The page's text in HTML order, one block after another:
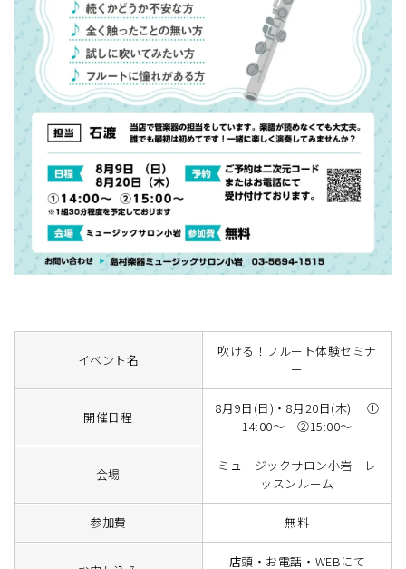
イベント名
吹ける！フルート体験セミナ
ー
開催日程
8月9日(日)・8月20日(木) ①
14:00～ ②15:00～
会場
ミュージックサロン小岩 レ
ッスンルーム
参加費 無料
店頭・お電話・WEBにて